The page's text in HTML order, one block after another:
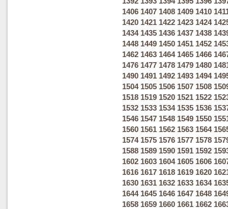
1406 1407 1408 1409 1410
1420 1421 1422 1423 1424
1434 1435 1436 1437 1438
1448 1449 1450 1451 1452
1462 1463 1464 1465 1466
1476 1477 1478 1479 1480
1490 1491 1492 1493 1494
1504 1505 1506 1507 1508
1518 1519 1520 1521 1522
1532 1533 1534 1535 1536
1546 1547 1548 1549 1550
1560 1561 1562 1563 1564
1574 1575 1576 1577 1578
1588 1589 1590 1591 1592
1602 1603 1604 1605 1606
1616 1617 1618 1619 1620
1630 1631 1632 1633 1634
1644 1645 1646 1647 1648
1658 1659 1660 1661 1662